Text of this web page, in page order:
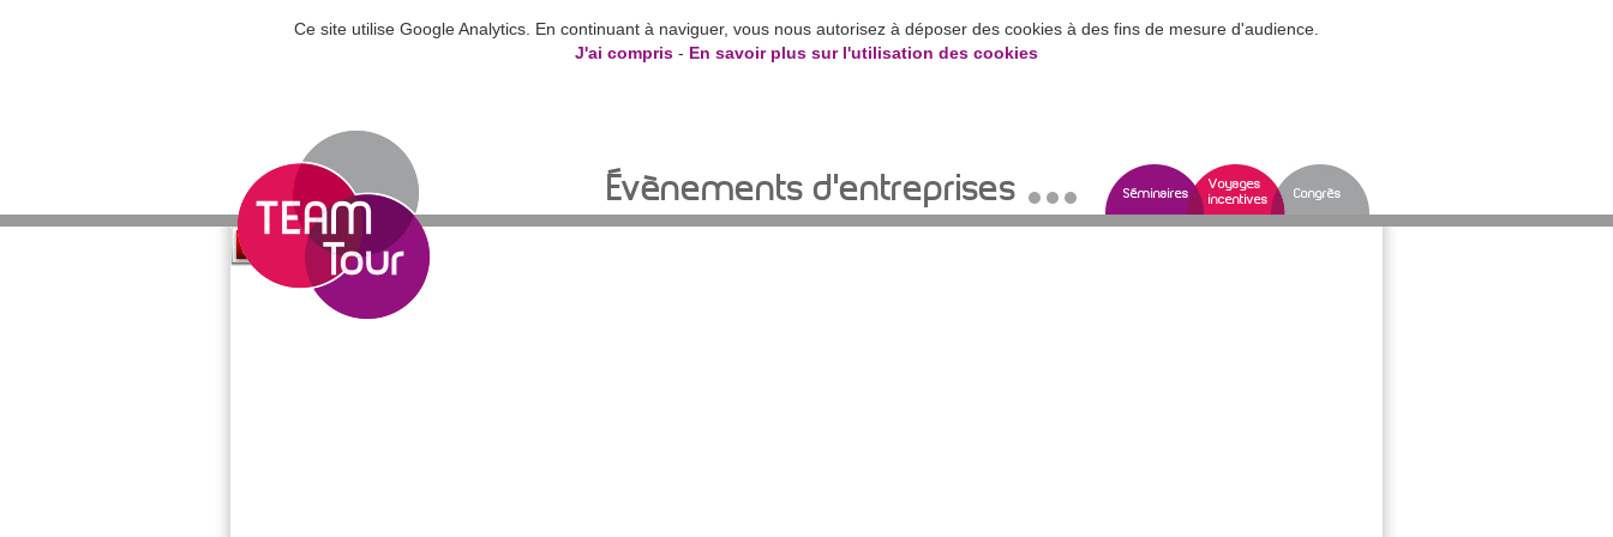
Ce site utilise Google Analytics. En continuant à naviguer, vous nous autorisez à déposer des cookies à des fins de mesure d'audience.
J'ai compris - En savoir plus sur l'utilisation des cookies
Évènements d'entreprises Séminaires
Voyages
incentives
Congrès